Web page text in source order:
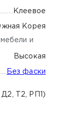
Клеевое
Корея
и
Высокая
Без фаски
Т2, РП1)